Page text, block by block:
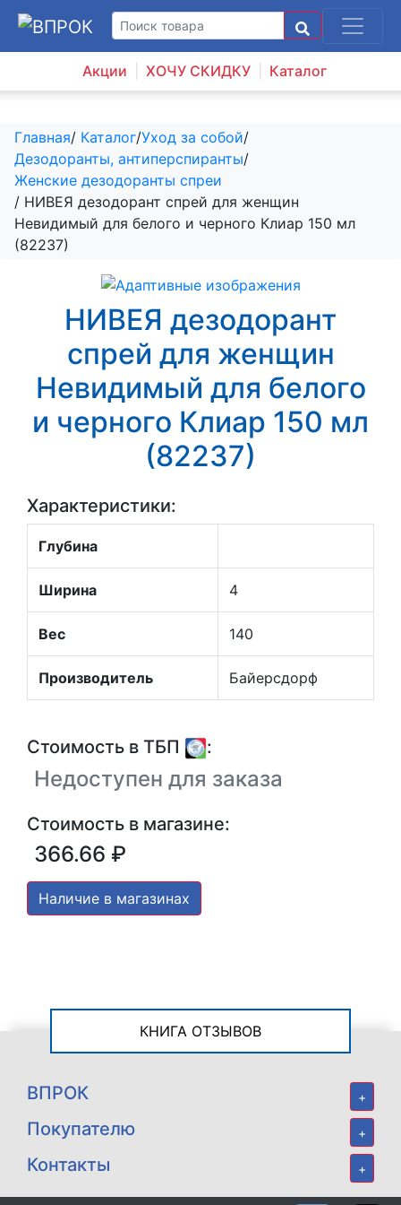
Акции ХОЧУ СКИДКУ Каталог
Главная/ Каталог/Уход за собой/
Дезодоранты, антиперспиранты/
Женские дезодоранты спреи
/ НИВЕЯ дезодорант спрей для женщин
Невидимый для белого и черного Клиар 150 мл
(82237)
НИВЕЯ дезодорант
спрей для женщин
Невидимый для белого
и черного Клиар 150 мл
(82237)
Характеристики:
Глубина
Ширина 4
Вес 140
Производитель Байерсдорф
Стоимость в ТБП :
Недоступен для заказа
Стоимость в магазине:
366.66 ₽
Наличие в магазинах
КНИГА ОТЗЫВОВ
ВПРОК +
Покупателю +
Контакты +